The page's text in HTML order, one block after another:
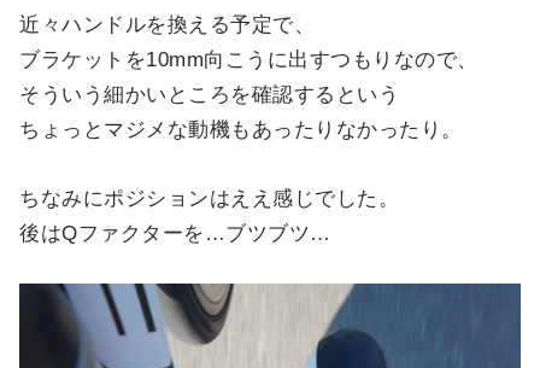
近々ハンドルを換える予定で、
ブラケットを10mm向こうに出すつもりなので、
そういう細かいところを確認するという
ちょっとマジメな動機もあったりなかったり。
ちなみにポジションはええ感じでした。
後はQファクターを…ブツブツ…